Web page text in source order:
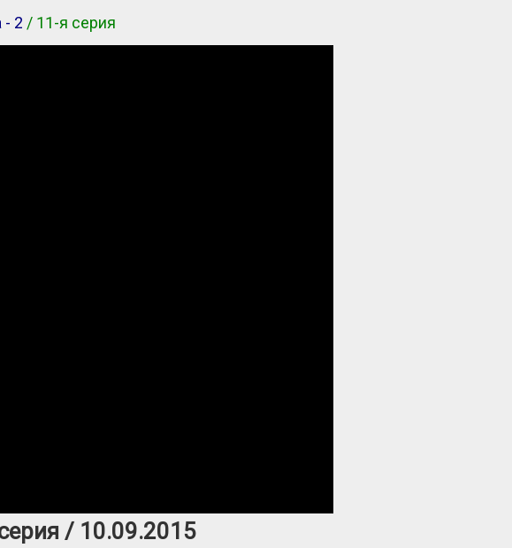
- 2 / 11-я серия
/ 10.09.2015